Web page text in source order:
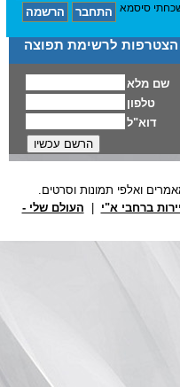
סיסמא
הצטרפות לרשימת תפוצה
ברחבי א"י
העולם שלי -